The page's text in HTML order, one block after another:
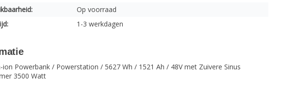
Op voorraad
1-3 werkdagen
ion Powerbank / Powerstation / 5627 Wh / 1521 Ah / 48V met Zuivere Sinus
3500 Watt